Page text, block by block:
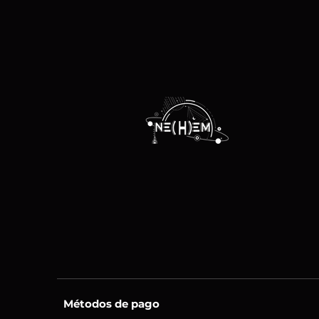
Métodos de pago